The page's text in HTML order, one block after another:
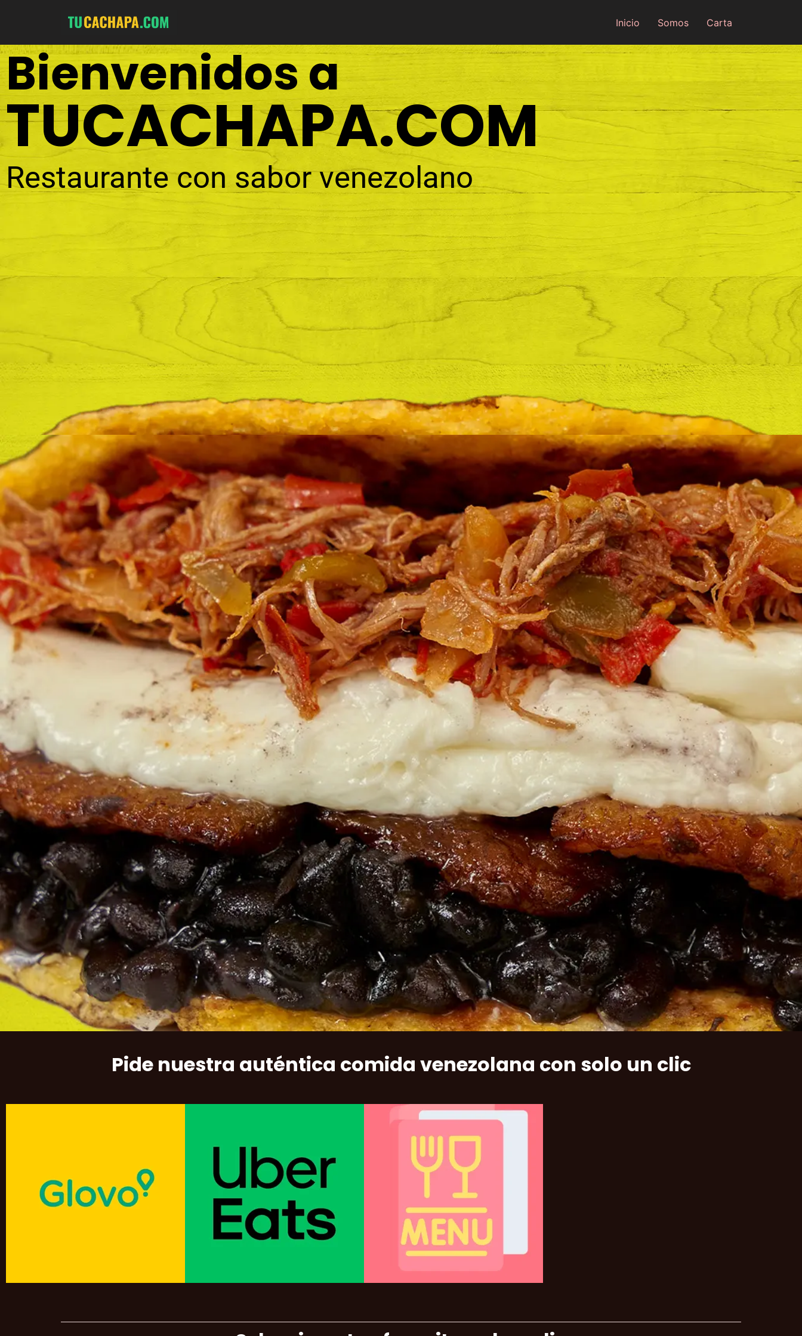
Inicio Somos Carta
Bienvenidos a
TUCACHAPA.COM
Restaurante con sabor venezolano
Pide nuestra auténtica comida venezolana con solo un clic